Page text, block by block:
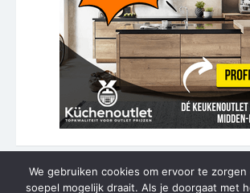
We gebruiken cookies om ervoor te
soepel mogelijk draait. Als je doorgaat met